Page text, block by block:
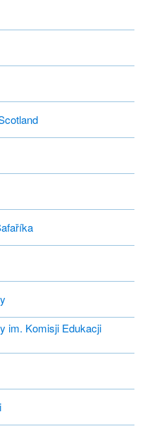
im. Komisji Edukacji